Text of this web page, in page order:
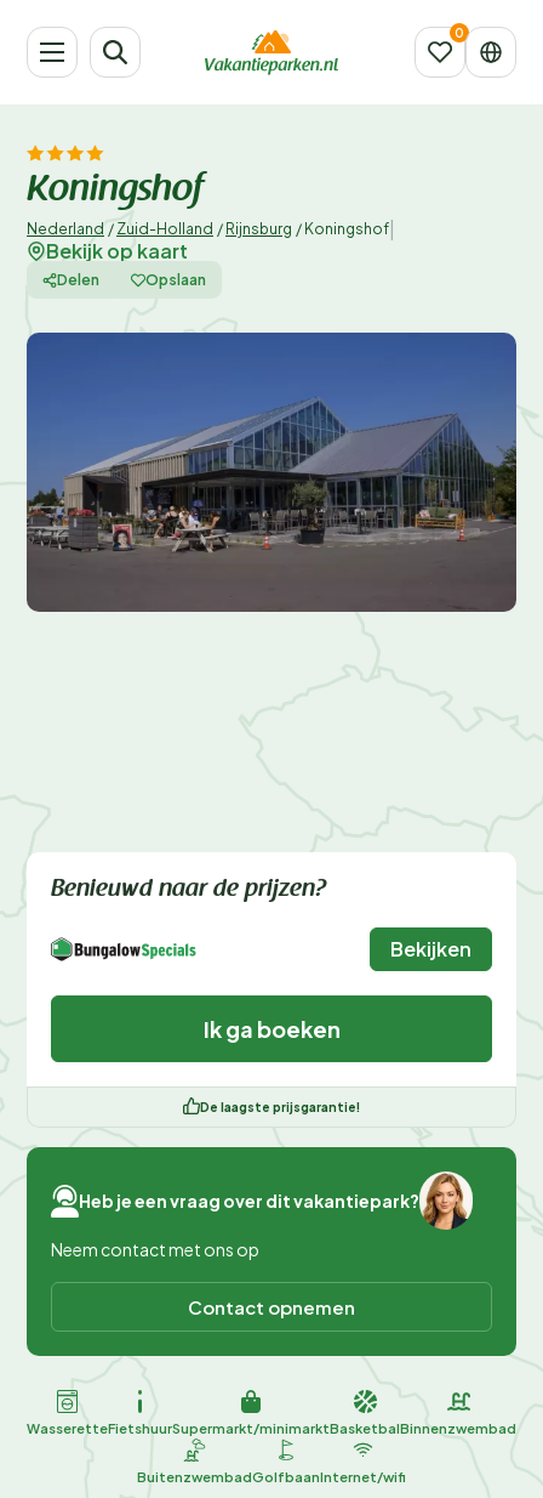
Koningshof
Nederland / Zuid-Holland / Rijnsburg / Koningshof
Bekijk op kaart
Delen Opslaan
Benieuwd naar de prijzen?
Bekijken
Ik ga boeken
De laagste prijsgarantie!
Heb je een vraag over dit vakantiepark?
Neem contact met ons op
Contact opnemen
WasseretteFietshuurSupermarkt/minimarktBasketbalBinnenzwembad
BuitenzwembadGolfbaanInternet/wifi